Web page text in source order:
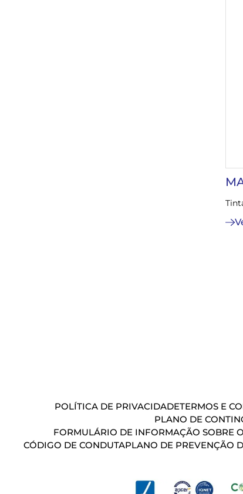
POLÍTICA DE PRIVACIDADETERMOS E
PLANO DE
FORMULÁRIO DE INFORMAÇÃO SOBRE
CÓDIGO DE CONDUTAPLANO DE PREVENÇÃO